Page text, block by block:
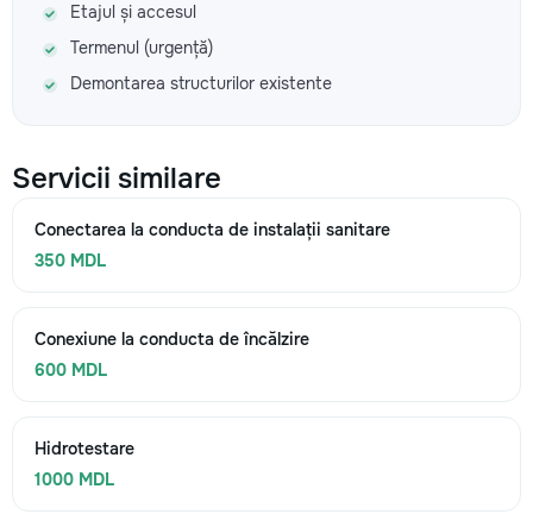
Etajul și accesul
Termenul (urgență)
Demontarea structurilor existente
Servicii similare
Conectarea la conducta de instalații sanitare
350 MDL
Conexiune la conducta de încălzire
600 MDL
Hidrotestare
1000 MDL